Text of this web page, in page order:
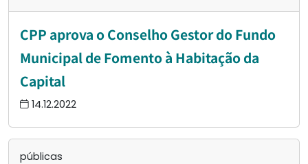
CPP aprova o Conselho Gestor do Fundo
Municipal de Fomento à Habitação da
Capital
14.12.2022
públicas